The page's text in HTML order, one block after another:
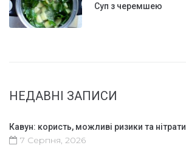
Суп з черемшею
НЕДАВНІ ЗАПИСИ
Кавун: користь, можливі ризики та нітрати
7 Серпня, 2026